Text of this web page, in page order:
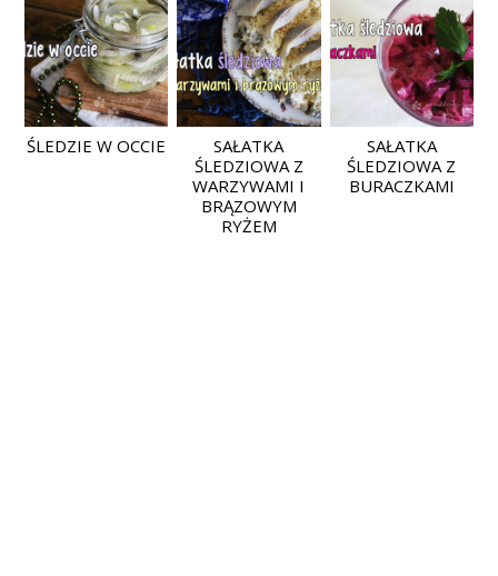
ŚLEDZIE W OCCIE
SAŁATKA
ŚLEDZIOWA Z
WARZYWAMI I
BRĄZOWYM
RYŻEM
SAŁATKA
ŚLEDZIOWA Z
BURACZKAMI